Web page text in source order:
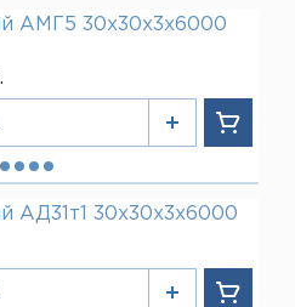
АМГ5 30х30х3х6000
АД31т1 30х30х3х6000